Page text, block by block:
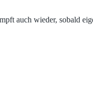
auch wieder, sobald